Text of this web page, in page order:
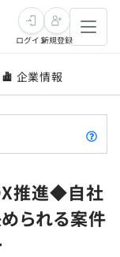
ログイン新規登録
企業情報
推進◆自社
られる案件